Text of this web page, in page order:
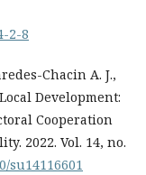
2-8
Chacin A. J.,
Development:
Cooperation
2022. Vol. 14, no.
su14116601